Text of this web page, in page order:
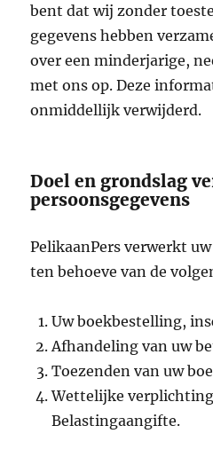
bent dat wij zonder
gegevens hebben
over een minderjarige,
met ons op. Deze
onmiddellijk verwijderd.
Doel en grondslag
persoonsgegevens
PelikaanPers verwerkt
ten behoeve van de
Uw boekbestelling,
Afhandeling van uw
Toezenden van uw
Wettelijke
Belastingaangifte.